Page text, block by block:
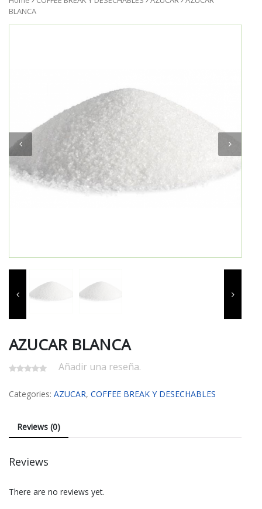
BLANCA
AZUCAR BLANCA
Añadir una reseña.
Categories: AZUCAR, COFFEE BREAK Y DESECHABLES
Reviews (0)
Reviews
There are no reviews yet.